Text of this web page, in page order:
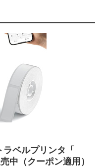
ラベルプリンタ「
中（クーポン適用）